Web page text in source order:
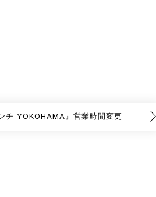
チ YOKOHAMA』営業時間変更